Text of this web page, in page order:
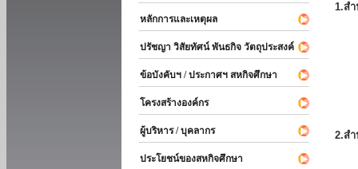
หลักการและเหตุผล
ปรัชญา วิสัยทัศน์ พันธกิจ วัตถุประสงค์
ข้อบังคับฯ / ประกาศฯ สหกิจศึกษา
โครงสร้างองค์กร
ผู้บริหาร / บุคลากร
ประโยชน์ของสหกิจศึกษา
1.ส
2.ส